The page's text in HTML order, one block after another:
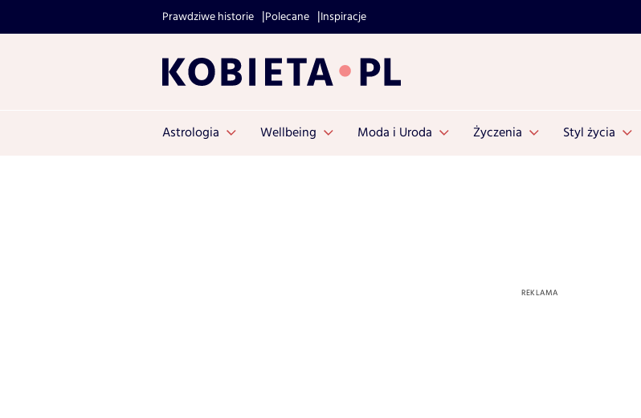
Prawdziwe historie Polecane Inspiracje
Astrologia Wellbeing Moda i Uroda Życzenia Styl życia